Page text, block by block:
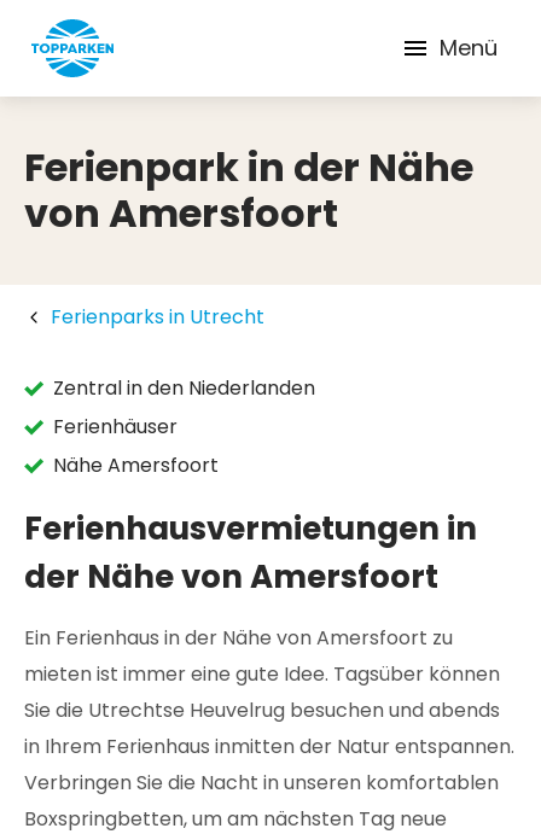
Menü
Ferienpark in der Nähe
von Amersfoort
Ferienparks in Utrecht
Zentral in den Niederlanden
Ferienhäuser
Nähe Amersfoort
Ferienhausvermietungen in
der Nähe von Amersfoort
Ein Ferienhaus in der Nähe von Amersfoort zu
mieten ist immer eine gute Idee. Tagsüber können
Sie die Utrechtse Heuvelrug besuchen und abends
in Ihrem Ferienhaus inmitten der Natur entspannen.
Verbringen Sie die Nacht in unseren komfortablen
Boxspringbetten, um am nächsten Tag neue